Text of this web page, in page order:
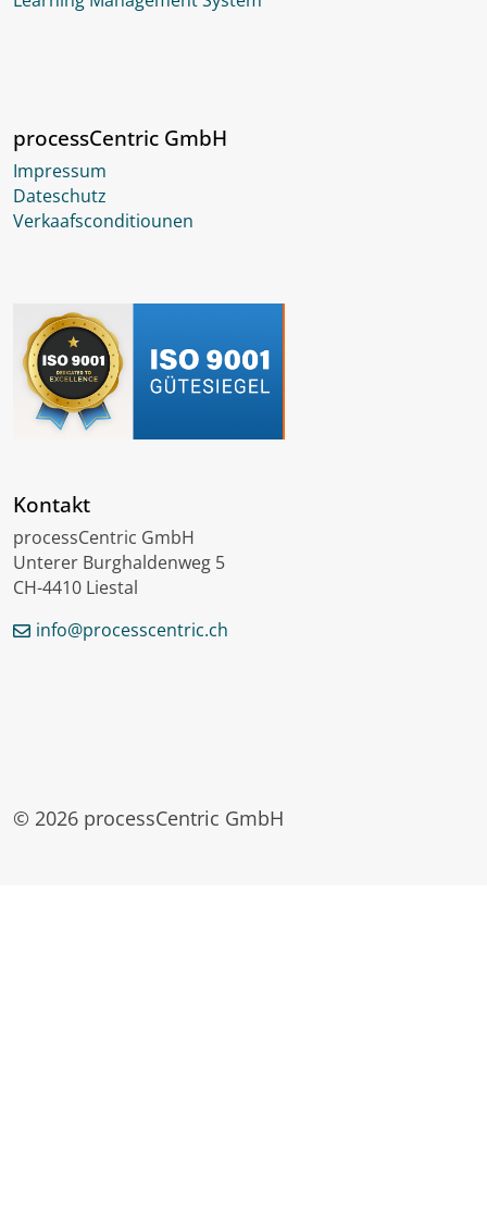
processCentric GmbH
Impressum
Dateschutz
Verkaafsconditiounen
Kontakt
processCentric GmbH
Unterer Burghaldenweg 5
CH-4410 Liestal
info@processcentric.ch
© 2026 processCentric GmbH